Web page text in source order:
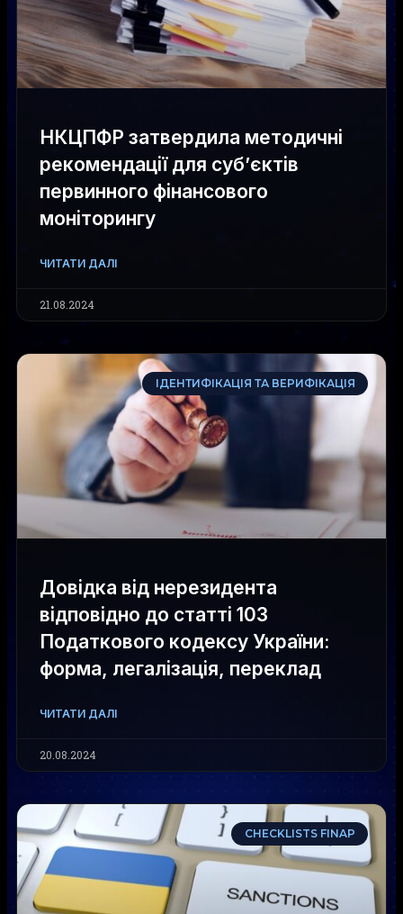
НКЦПФР затвердила методичні
рекомендації для суб’єктів
первинного фінансового
моніторингу
ЧИТАТИ ДАЛІ
21.08.2024
ІДЕНТИФІКАЦІЯ ТА ВЕРИФІКАЦІЯ
Довідка від нерезидента
відповідно до статті 103
Податкового кодексу України:
форма, легалізація, переклад
ЧИТАТИ ДАЛІ
20.08.2024
CHECKLISTS FINAP